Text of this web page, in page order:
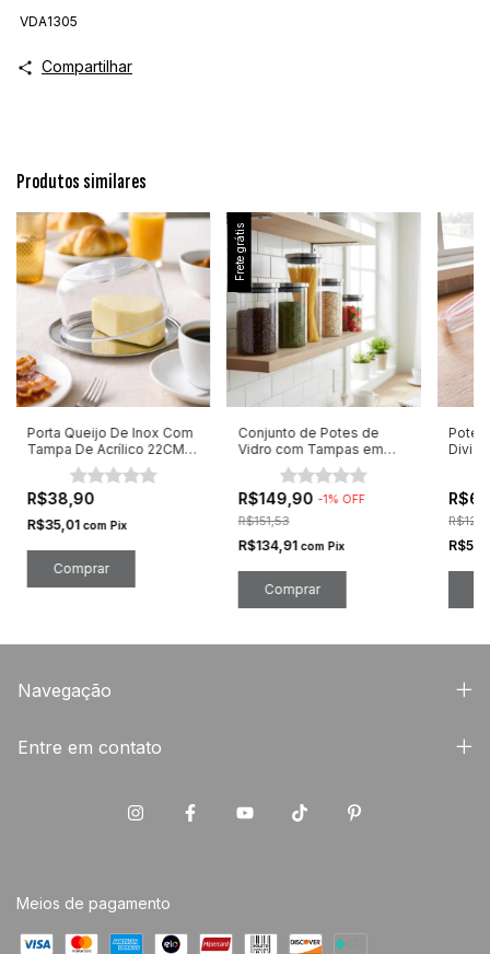
VDA1305
Compartilhar
Produtos similares
Porta Queijo De Inox Com
Tampa De Acrílico 22CM
Wincy Casa
R$38,90
R$35,01 com Pix
Frete grátis
Conjunto de Potes de
Vidro com Tampas em
Aço Inox 5 Peças
Tamanhos Variados
R$149,90 -1% OFF
R$151,53
R$134,91 com Pix
Pote
Navegação
Entre em contato
Meios de pagamento